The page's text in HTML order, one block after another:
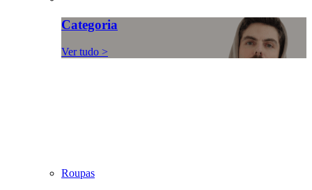
Categoria
Ver tudo >
Roupas